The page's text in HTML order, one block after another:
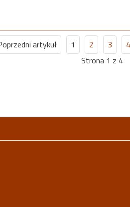
artykuł 1 2 3 4
Strona 1 z 4